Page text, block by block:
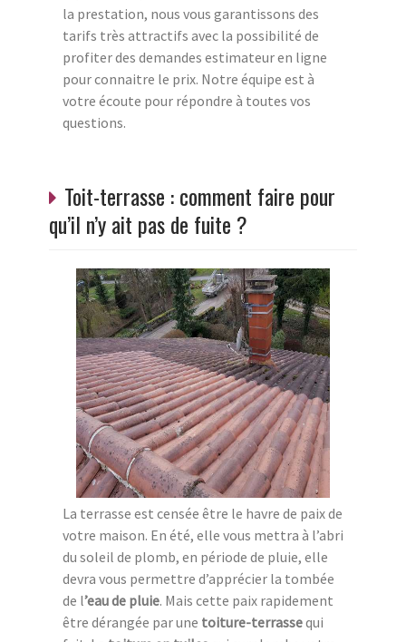
la prestation, nous vous garantissons des
tarifs très attractifs avec la possibilité de
profiter des demandes estimateur en ligne
pour connaitre le prix. Notre équipe est à
votre écoute pour répondre à toutes vos
questions.
Toit-terrasse : comment faire pour
qu’il n’y ait pas de fuite ?
La terrasse est censée être le havre de paix de
votre maison. En été, elle vous mettra à l’abri
du soleil de plomb, en période de pluie, elle
devra vous permettre d’apprécier la tombée
de l’eau de pluie. Mais cette paix rapidement
être dérangée par une toiture-terrassequi